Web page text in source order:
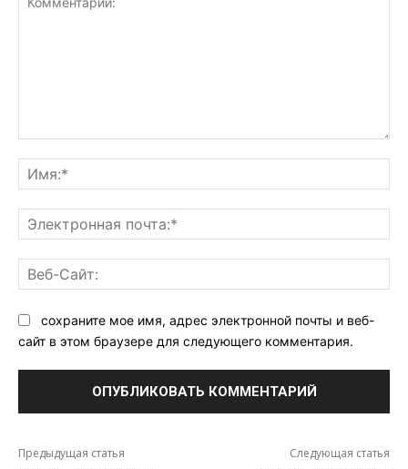
сохраните мое имя, адрес электронной почты и веб-
сайт в этом браузере для следующего комментария.
Предыдущая статья Следующая статья